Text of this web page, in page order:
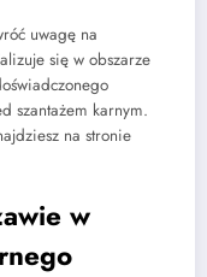
uwagę na
się w obszarze
szantażem karnym.
na stronie
w